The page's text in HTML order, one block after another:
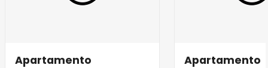
Apartamento Apartamento